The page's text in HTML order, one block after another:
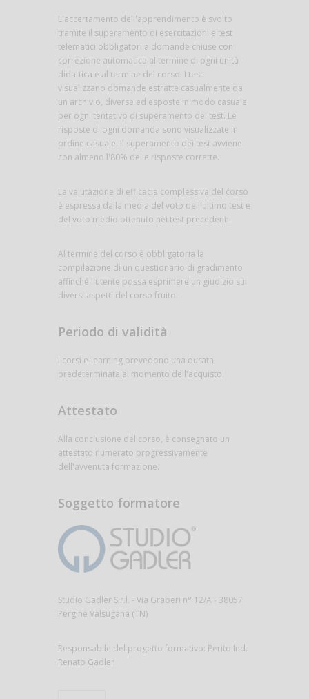
L'accertamento dell'apprendimento è svolto
tramite il superamento di esercitazioni e test
telematici obbligatori a domande chiuse con
correzione automatica al termine di ogni unità
didattica e al termine del corso. I test
visualizzano domande estratte casualmente da
un archivio, diverse ed esposte in modo casuale
per ogni tentativo di superamento del test. Le
risposte di ogni domanda sono visualizzate in
ordine casuale. Il superamento dei test avviene
con almeno l'80% delle risposte corrette.
La valutazione di efficacia complessiva del corso
è espressa dalla media del voto dell'ultimo test e
del voto medio ottenuto nei test precedenti.
Al termine del corso è obbligatoria la
compilazione di un questionario di gradimento
affinché l'utente possa esprimere un giudizio sui
diversi aspetti del corso fruito.
Periodo di validità
I corsi e-learning prevedono una durata
predeterminata al momento dell'acquisto.
Attestato
Alla conclusione del corso, è consegnato un
attestato numerato progressivamente
dell'avvenuta formazione.
Soggetto formatore
Studio Gadler S.r.l. - Via Graberi n° 12/A - 38057
Pergine Valsugana (TN)
Responsabile del progetto formativo: Perito Ind.
Renato Gadler